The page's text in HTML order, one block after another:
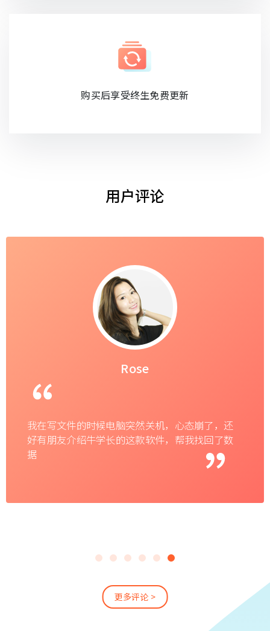
购买后享受终生免费更新
用户评论
Rose
我在写文件的时候电脑突然关机，心态崩了，还
好有朋友介绍牛学长的这款软件，帮我找回了数
据
更多评论 >